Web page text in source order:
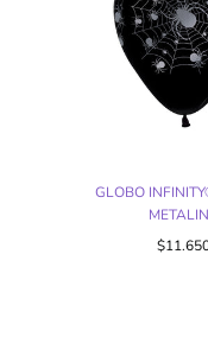
GLOBO